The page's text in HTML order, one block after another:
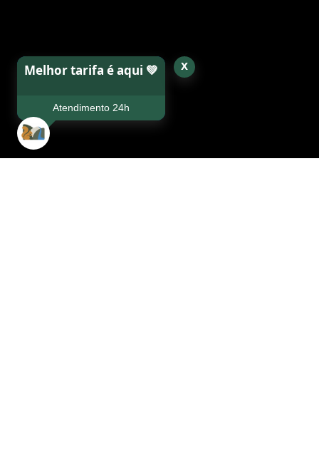
Melhor tarifa é aqui 💚
Atendimento 24h
x